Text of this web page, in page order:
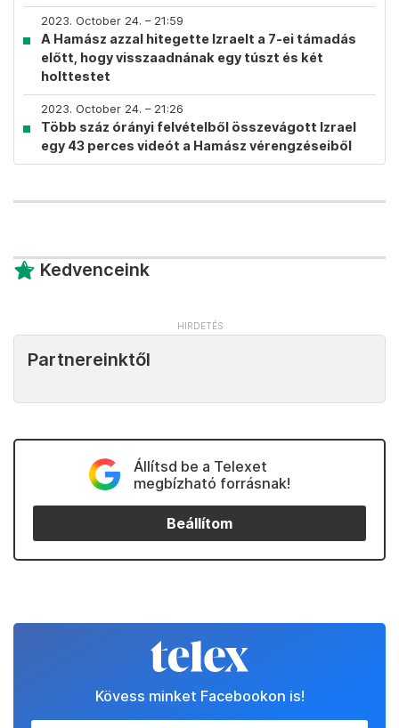
2023. October 24. – 21:59
A Hamász azzal hitegette Izraelt a 7-ei támadás
előtt, hogy visszaadnának egy túszt és két
holttestet
2023. October 24. – 21:26
Több száz órányi felvételből összevágott Izrael
egy 43 perces videót a Hamász vérengzéseiből
Kedvenceink
Partnereinktől
Állítsd be a Telexet
megbízható forrásnak!
Beállítom
Kövess minket Facebookon is!